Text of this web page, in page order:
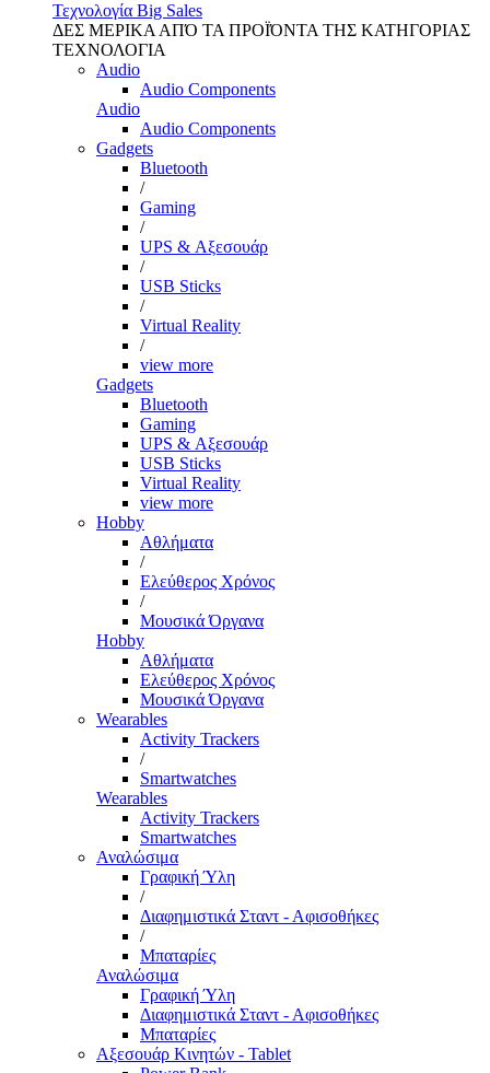
Τεχνολογία Big Sales
ΔΕΣ ΜΕΡΙΚΑ ΑΠΌ ΤΑ ΠΡΟΪΌΝΤΑ ΤΗΣ ΚΑΤΗΓΟΡΙΑΣ
ΤΕΧΝΟΛΟΓΙΑ
Audio
Audio Components
Audio
Audio Components
Gadgets
Bluetooth
/
Gaming
/
UPS & Αξεσουάρ
/
USB Sticks
/
Virtual Reality
/
view more
Gadgets
Bluetooth
Gaming
UPS & Αξεσουάρ
USB Sticks
Virtual Reality
view more
Hobby
Αθλήματα
/
Ελεύθερος Χρόνος
/
Μουσικά Όργανα
Hobby
Αθλήματα
Ελεύθερος Χρόνος
Μουσικά Όργανα
Wearables
Activity Trackers
/
Smartwatches
Wearables
Activity Trackers
Smartwatches
Αναλώσιμα
Γραφική Ύλη
/
Διαφημιστικά Σταντ - Αφισοθήκες
/
Μπαταρίες
Αναλώσιμα
Γραφική Ύλη
Διαφημιστικά Σταντ - Αφισοθήκες
Μπαταρίες
Αξεσουάρ Κινητών - Tablet